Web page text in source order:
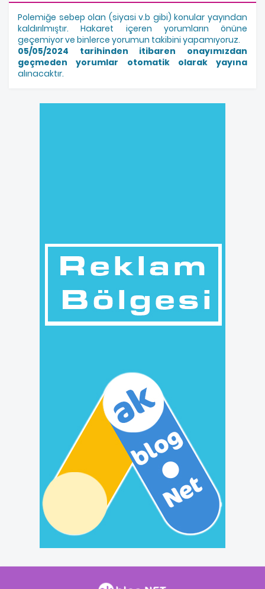
Polemiğe sebep olan (siyasi v.b gibi) konular yayından
kaldırılmıştır. Hakaret içeren yorumların önüne
geçemiyor ve binlerce yorumun takibini yapamıyoruz.
05/05/2024 tarihinden itibaren onayımızdan
geçmeden yorumlar otomatik olarak yayına
alınacaktır.